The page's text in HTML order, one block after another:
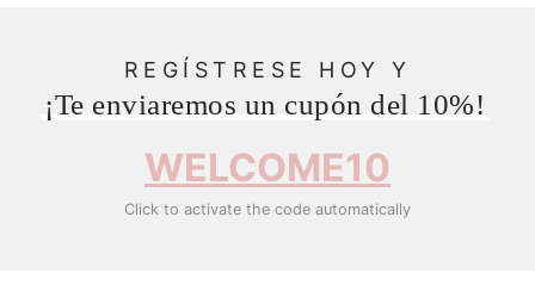
REGÍSTRESE HOY Y
¡Te enviaremos un cupón del 10%!
WELCOME10
Click to activate the code automatically